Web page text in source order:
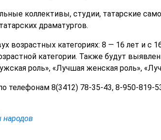
коллективы, студии, татарские
драматургов.
возрастных категориях: 8 — 16 лет и
категории. Также будут
роль», «Лучшая женская роль»,
телефонам 8(3412) 78-35-43, 8-950-819-